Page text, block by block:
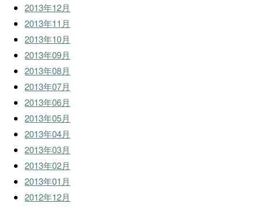
2013年12月
2013年11月
2013年10月
2013年09月
2013年08月
2013年07月
2013年06月
2013年05月
2013年04月
2013年03月
2013年02月
2013年01月
2012年12月